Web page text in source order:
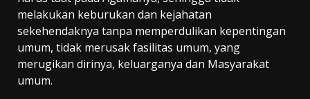
melakukan keburukan dan kejahatan
sekehendaknya tanpa memperdulikan kepentingan
umum, tidak merusak fasilitas umum, yang
merugikan dirinya, keluarganya dan Masyarakat
umum.